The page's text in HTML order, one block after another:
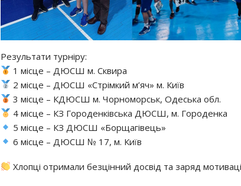
Результати турніру:
1 місце – ДЮСШ м. Сквира
2 місце – ДЮСШ «Стрімкий м’яч» м. Київ
3 місце – КДЮСШ м. Чорноморськ, Одеська обл.
4 місце – КЗ Городенківська ДЮСШ, м. Городенка
5 місце – КЗ ДЮСШ «Борщагівець»
6 місце – ДЮСШ № 17, м. Київ
Хлопці отримали безцінний досвід та заряд